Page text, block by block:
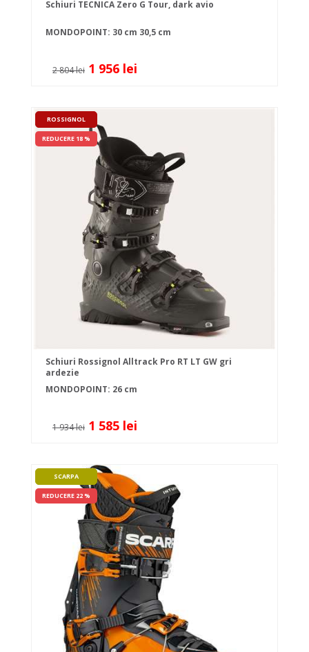
Schiuri TECNICA Zero G Tour, dark avio
MONDOPOINT: 30 cm 30,5 cm
2 804 lei 1 956 lei
ROSSIGNOL
REDUCERE 18 %
Schiuri Rossignol Alltrack Pro RT LT GW gri
ardezie
MONDOPOINT: 26 cm
1 934 lei 1 585 lei
SCARPA
REDUCERE 22 %